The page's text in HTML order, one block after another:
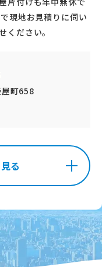
現地お見積りに伺い
ください。
町658
る